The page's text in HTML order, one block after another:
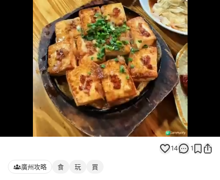
Loaded
100.00%
14 1
廣州攻略 食 玩 買